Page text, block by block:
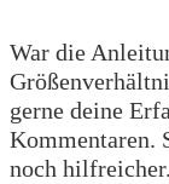
War die
gerne deine
Kommentaren.
noch